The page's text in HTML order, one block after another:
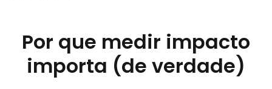
Por que medir impacto
importa (de verdade)